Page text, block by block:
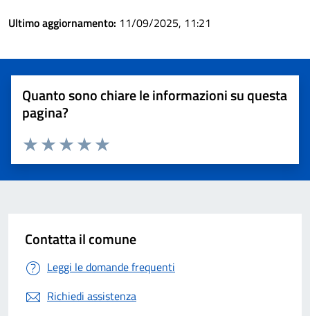
Ultimo aggiornamento: 11/09/2025, 11:21
Quanto sono chiare le informazioni su questa
pagina?
Valuta 5 stelle su 5
Valuta 4 stelle su 5
Valuta 3 stelle su 5
Valuta 2 stelle su 5
Valuta 1 stelle su 5
Contatta il comune
Leggi le domande frequenti
Richiedi assistenza